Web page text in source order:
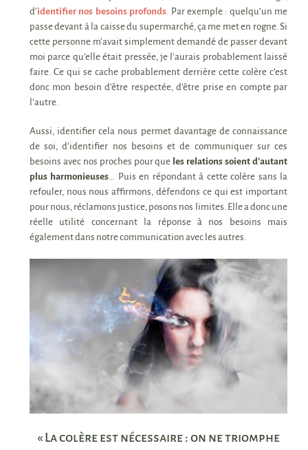
d’identifier nos besoins profonds . Par exemple : quelqu’un me
passe devant à la caisse du supermarché, ça me met en rogne. Si
cette personne m’avait simplement demandé de passer devant
moi parce qu’elle était pressée, je l’aurais probablement laissé
faire. Ce qui se cache probablement derrière cette colère c’est
donc mon besoin d’être respectée, d’être prise en compte par
l’autre.
Aussi, identifier cela nous permet davantage de connaissance
de soi, d’identifier nos besoins et de communiquer sur ces
besoins avec nos proches pour que les relations soient d’autant
plus harmonieuses … Puis en répondant à cette colère sans la
refouler, nous nous affirmons, défendons ce qui est important
pour nous, réclamons justice, posons nos limites. Elle a donc une
réelle utilité concernant la réponse à nos besoins mais
également dans notre communication avec les autres.
« La colère est nécessaire : on ne triomphe